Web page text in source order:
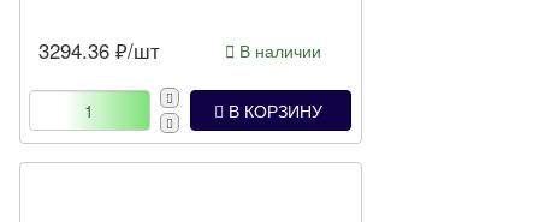
3294.36 ₽/шт В наличии
В КОРЗИНУ